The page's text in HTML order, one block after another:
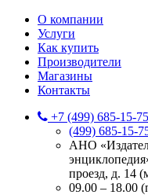
О компании
Услуги
Как купить
Производители
Магазины
Контакты
+7 (499) 685-15-75
(499) 685-15-
АНО
проезд, д. 14
09.00 – 18.00